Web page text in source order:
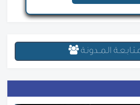
الـمــدونـة